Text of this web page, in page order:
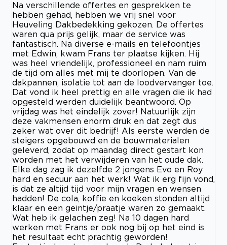
Na verschillende offertes en gesprekken te
hebben gehad, hebben we vrij snel voor
Heuveling Dakbedekking gekozen. De offertes
waren qua prijs gelijk, maar de service was
fantastisch. Na diverse e-mails en telefoontjes
met Edwin, kwam Frans ter plaatse kijken. Hij
was heel vriendelijk, professioneel en nam ruim
de tijd om alles met mij te doorlopen. Van de
dakpannen, isolatie tot aan de loodvervanger toe.
Dat vond ik heel prettig en alle vragen die ik had
opgesteld werden duidelijk beantwoord. Op
vrijdag was het eindelijk zover! Natuurlijk zijn
deze vakmensen enorm druk en dat zegt dus
zeker wat over dit bedrijf! Als eerste werden de
steigers opgebouwd en de bouwmaterialen
geleverd, zodat op maandag direct gestart kon
worden met het verwijderen van het oude dak.
Elke dag zag ik dezelfde 2 jongens Evo en Roy
hard en secuur aan het werk! Wat ik erg fijn vond,
is dat ze altijd tijd voor mijn vragen en wensen
hadden! De cola, koffie en koeken stonden altijd
klaar en een geintje/praatje waren zo gemaakt.
Wat heb ik gelachen zeg! Na 10 dagen hard
werken met Frans er ook nog bij op het eind is
het resultaat echt prachtig geworden!